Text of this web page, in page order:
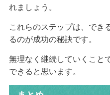
れましょう。
これらのステップは、でき
るのが成功の秘訣です。
無理なく継続していくこと
できると思います。